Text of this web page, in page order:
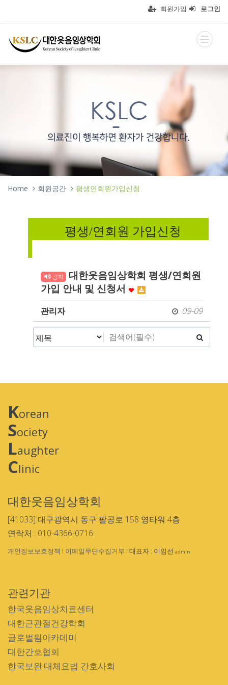
회원가입 로그인
Home 회원공간 평생연회원가입신청
평생/연회원 가입신청
공지 대한웃음임상학회 평생/연회원
가입 안내 및 신청서
관리자 09-09
Korean
Society
Laughter
Clinic
대한웃음임상학회
[41033] 대구광역시 동구 팔공로 158 영타워 4층
연락처 : 010-4366-0716
개인정보보호정책 I 이메일무단수집거부 I 대표자 : 이임선 admin
관련기관
한국웃음임상치료센터
대한근관절건강학회
글로벌됨아카데미
대한간호협회
한국보완·대체요법 간호사회